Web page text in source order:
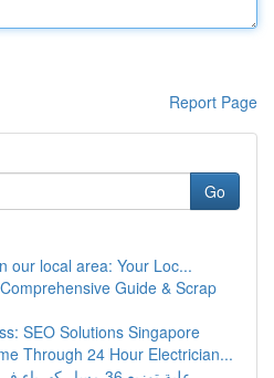
Report Page
Go
our local area: Your Loc...
Guide & Scrap
SEO Solutions Singapore
Through 24 Hour Electrician...